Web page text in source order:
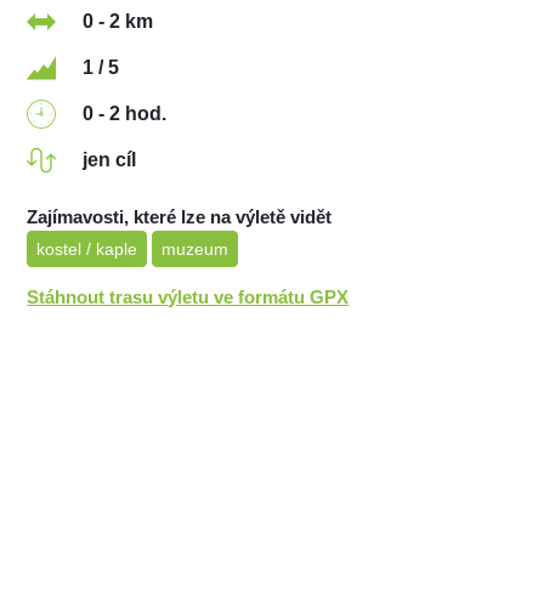
0 - 2 km
1 / 5
0 - 2 hod.
jen cíl
Zajímavosti, které lze na výletě vidět
kostel / kaple muzeum
Stáhnout trasu výletu ve formátu GPX